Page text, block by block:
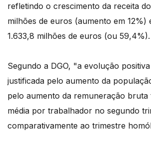
refletindo o crescimento da receita
milhões de euros (aumento em 12%)
1.633,8 milhões de euros (ou 59,4%).
Segundo a DGO, "a evolução
justificada pelo aumento da
pelo aumento da remuneração bruta
média por trabalhador no segundo
comparativamente ao trimestre